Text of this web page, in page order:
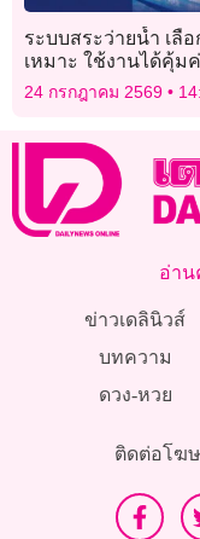
ระบบสระว่ายน้ำ เลือ
เหมาะ ใช้งานได้คุ้ม
รักษาได้ง่าย
24 กรกฎาคม 2569
อ่าน
ข่าวเดลินิวส์
บทความ
ดวง-หวย
ติดต่อโฆ